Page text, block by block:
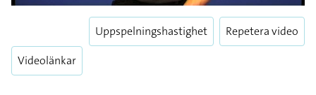
Videolänkar
Uppspelningshastighet Repetera video